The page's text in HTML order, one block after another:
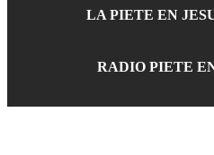
LA PIETE EN
RADIO PIETE